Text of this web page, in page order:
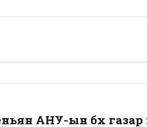
АНУ-ын бүх